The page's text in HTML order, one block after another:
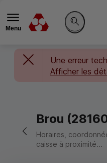
Menu
Une erreur
Afficher les
Retour vers la page
Brou
Horaires,
caisse à proximité...